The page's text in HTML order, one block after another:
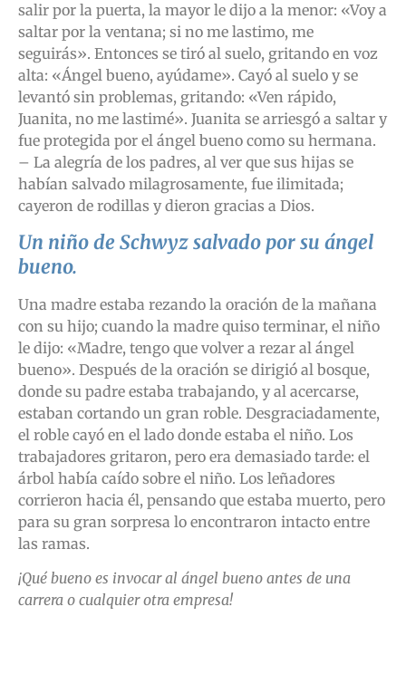
salir por la puerta, la mayor le dijo a la menor: «Voy a
saltar por la ventana; si no me lastimo, me
seguirás». Entonces se tiró al suelo, gritando en voz
alta: «Ángel bueno, ayúdame». Cayó al suelo y se
levantó sin problemas, gritando: «Ven rápido,
Juanita, no me lastimé». Juanita se arriesgó a saltar y
fue protegida por el ángel bueno como su hermana.
– La alegría de los padres, al ver que sus hijas se
habían salvado milagrosamente, fue ilimitada;
cayeron de rodillas y dieron gracias a Dios.
Un niño de Schwyz salvado por su ángel
bueno.
Una madre estaba rezando la oración de la mañana
con su hijo; cuando la madre quiso terminar, el niño
le dijo: «Madre, tengo que volver a rezar al ángel
bueno». Después de la oración se dirigió al bosque,
donde su padre estaba trabajando, y al acercarse,
estaban cortando un gran roble. Desgraciadamente,
el roble cayó en el lado donde estaba el niño. Los
trabajadores gritaron, pero era demasiado tarde: el
árbol había caído sobre el niño. Los leñadores
corrieron hacia él, pensando que estaba muerto, pero
para su gran sorpresa lo encontraron intacto entre
las ramas.
¡Qué bueno es invocar al ángel bueno antes de una
carrera o cualquier otra empresa!